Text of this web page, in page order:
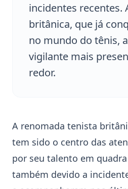
incidentes recentes.
britânica, que já
no mundo do tênis,
vigilante mais
redor.
A renomada tenista
tem sido o centro das
por seu talento em
também devido a